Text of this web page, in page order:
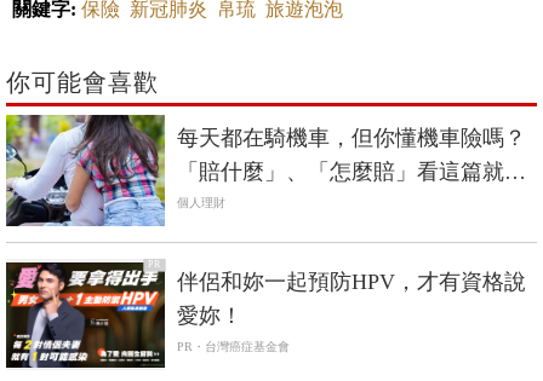
關鍵字: 保險 新冠肺炎 帛琉 旅遊泡泡
你可能會喜歡
每天都在騎機車，但你懂機車險嗎？
「賠什麼」、「怎麼賠」看這篇就對
了
個人理財
PR
伴侶和妳一起預防HPV，才有資格說
愛妳！
PR・台灣癌症基金會